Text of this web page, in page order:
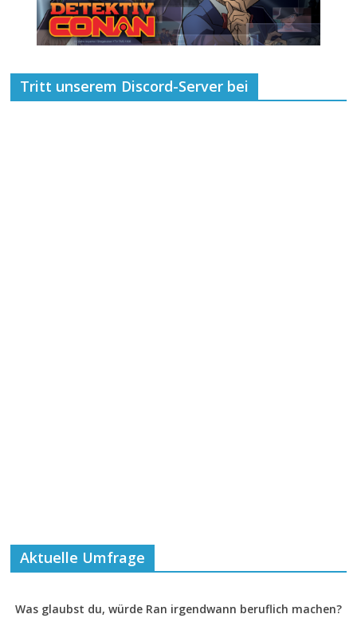
Tritt unserem Discord-Server bei
Aktuelle Umfrage
Was glaubst du, würde Ran irgendwann beruflich machen?